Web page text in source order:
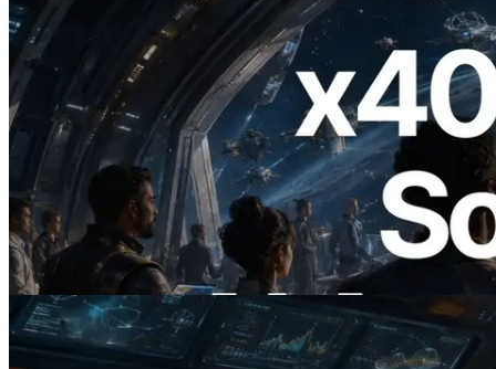
2026.07.04
ERPC lance un RPC Solana compatible
x402 — L'ère où les agents IA paient à la
demande les API dont ils ont besoin
Lire cet article